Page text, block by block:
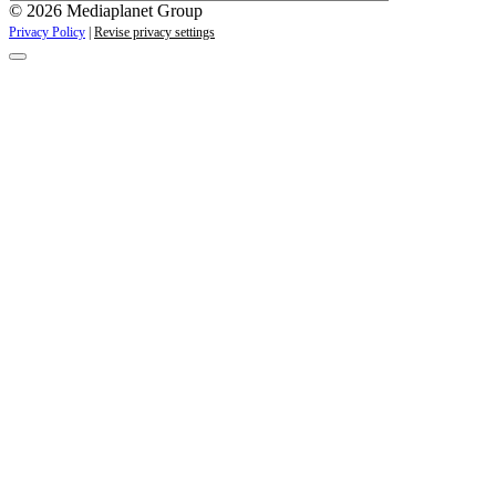
© 2026 Mediaplanet Group
Privacy Policy Revise privacy settings